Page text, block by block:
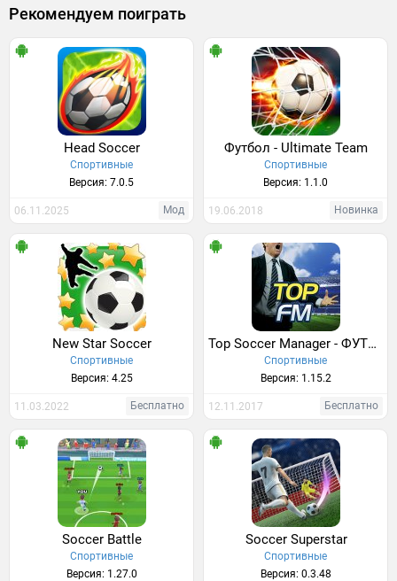
Рекомендуем поиграть
Head Soccer
Спортивные
Версия: 7.0.5
06.11.2025 Мод
Футбол - Ultimate Team
Спортивные
Версия: 1.1.0
19.06.2018 Новинка
New Star Soccer
Спортивные
Версия: 4.25
11.03.2022 Бесплатно
Top Soccer Manager - ФУТБОЛЬНЫЙ МЕНЕДЖЕР
Спортивные
Версия: 1.15.2
12.11.2017 Бесплатно
Soccer Battle
Спортивные
Версия: 1.27.0
Soccer Superstar
Спортивные
Версия: 0.3.48